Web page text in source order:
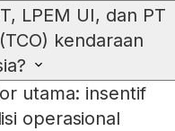
LPEM UI, dan PT
kendaraan
utama: insentif
operasional